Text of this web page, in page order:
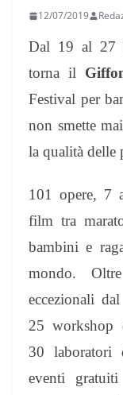
12/07/2019
Dal 19 al 27
torna il
Festival per
non smette
la qualità delle
101 opere, 7
film tra
bambini e
mondo.
eccezionali
25 workshop
30
eventi